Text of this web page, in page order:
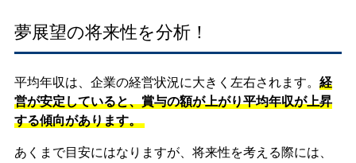
夢展望の将来性を分析！
平均年収は、企業の経営状況に大きく左右されます。 経
営が安定していると、賞与の額が上がり平均年収が上昇
する傾向があります。
あくまで目安にはなりますが、将来性を考える際には、